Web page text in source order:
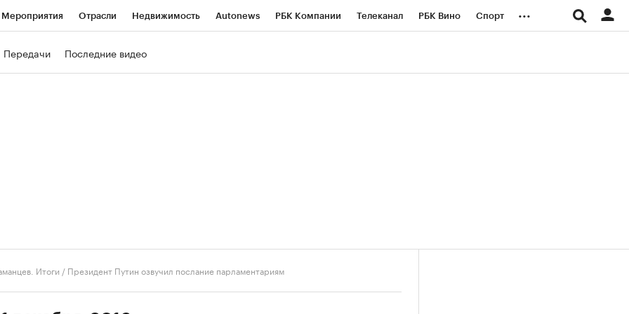
Мероприятия Отрасли Недвижимость Autonews РБК Компании Телеканал РБК Вино Спорт ...
Передачи Последние видео
Итоги / Президент Путин озвучил послание парламентариям